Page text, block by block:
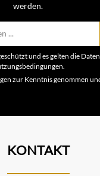
werden.
Mail-
Adresse*
und es gelten die
zur Kenntnis genommen
KONTAKT